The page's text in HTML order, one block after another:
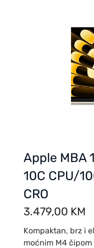
Apple MBA
10C CPU/
CRO
3.479,00 KM
Kompaktan, brz i
moćnim M4